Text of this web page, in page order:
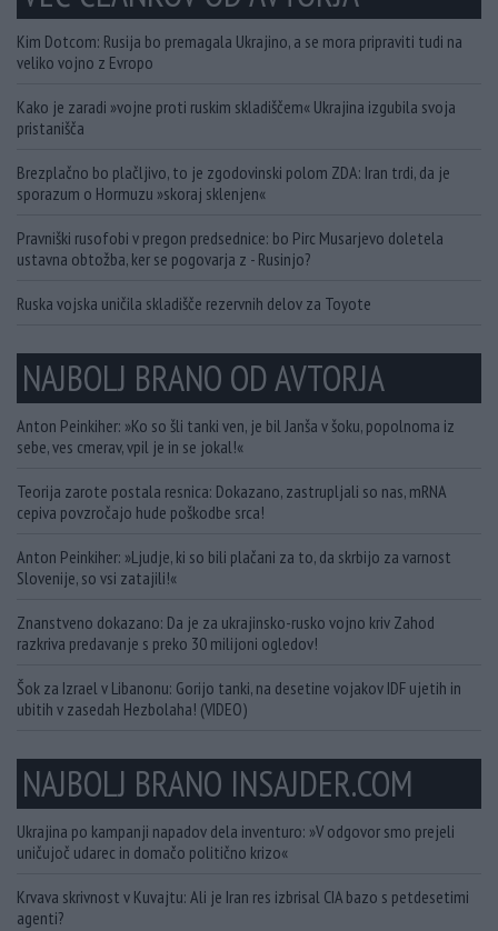
Kim Dotcom: Rusija bo premagala Ukrajino, a se mora pripraviti tudi na
veliko vojno z Evropo
Kako je zaradi »vojne proti ruskim skladiščem« Ukrajina izgubila svoja
pristanišča
Brezplačno bo plačljivo, to je zgodovinski polom ZDA: Iran trdi, da je
sporazum o Hormuzu »skoraj sklenjen«
Pravniški rusofobi v pregon predsednice: bo Pirc Musarjevo doletela
ustavna obtožba, ker se pogovarja z - Rusinjo?
Ruska vojska uničila skladišče rezervnih delov za Toyote
NAJBOLJ BRANO OD AVTORJA
Anton Peinkiher: »Ko so šli tanki ven, je bil Janša v šoku, popolnoma iz
sebe, ves cmerav, vpil je in se jokal!«
Teorija zarote postala resnica: Dokazano, zastrupljali so nas, mRNA
cepiva povzročajo hude poškodbe srca!
Anton Peinkiher: »Ljudje, ki so bili plačani za to, da skrbijo za varnost
Slovenije, so vsi zatajili!«
Znanstveno dokazano: Da je za ukrajinsko-rusko vojno kriv Zahod
razkriva predavanje s preko 30 milijoni ogledov!
Šok za Izrael v Libanonu: Gorijo tanki, na desetine vojakov IDF ujetih in
ubitih v zasedah Hezbolaha! (VIDEO)
NAJBOLJ BRANO INSAJDER.COM
Ukrajina po kampanji napadov dela inventuro: »V odgovor smo prejeli
uničujoč udarec in domačo politično krizo«
Krvava skrivnost v Kuvajtu: Ali je Iran res izbrisal CIA bazo s petdesetimi
agenti?